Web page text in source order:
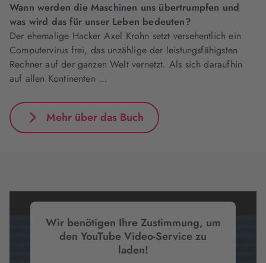
Wann werden die Maschinen uns übertrumpfen und
was wird das für unser Leben bedeuten?
Der ehemalige Hacker Axel Krohn setzt versehentlich ein
Computervirus frei, das unzählige der leistungsfähigsten
Rechner auf der ganzen Welt vernetzt. Als sich daraufhin
auf allen Kontinenten …
Mehr über das Buch
Wir benötigen Ihre Zustimmung, um
den YouTube Video-Service zu
laden!